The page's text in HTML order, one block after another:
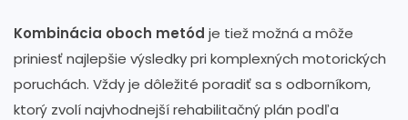
Kombinácia oboch metód je tiež možná a môže
priniesť najlepšie výsledky pri komplexných motorických
poruchách. Vždy je dôležité poradiť sa s odborníkom,
ktorý zvolí najvhodnejší rehabilitačný plán podľa